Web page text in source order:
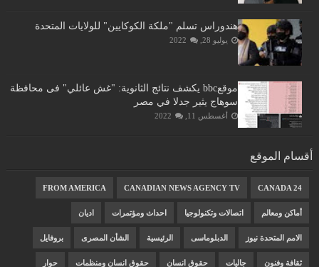
هندوراس تسلم "ملكة الكوكايين" للولايات المتحدة
يوليو 28, 2022
موقعbbc يكشف نتائج الثانوية: "غش عائلي" فى محافظة
سوهاج يثير جدلا في مصر
أغسطس 11, 2022
أقسام الموقع
CANADA 24
CANADIAN NEWS AGENCY TV
FROM AMERICA
أماكن ومعالم اتصالات وتكنولوجيا احداث ومؤتمرات اديان
الامم المتحدة نيوز الدبلوماسى الرئيسية الشأن المصرى بروفايل
ثقافة وفنون جاليات حقوق انسان حقوق انسان ومنظمات حوار